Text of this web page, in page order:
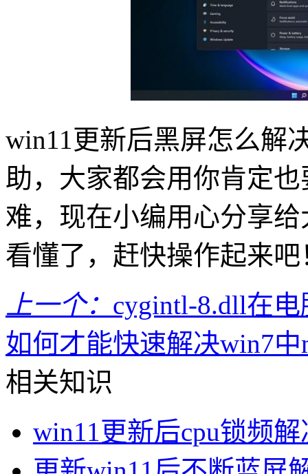
win11更新后黑屏怎么解
助，大家都会用你肯定
难，现在小编用心分享
看懂了，赶快操作起来吧
上一个： cygintl-8.dll在
如何才能快速解决win7
相关知识
win11更新后cpu锁频